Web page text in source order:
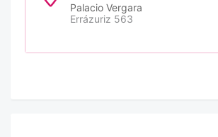
Palacio Vergara
Errázuriz 563